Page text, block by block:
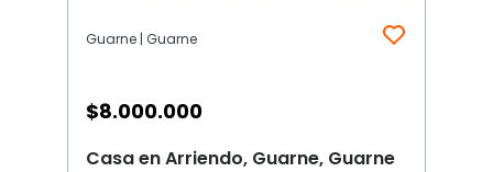
Guarne | Guarne
$8.000.000
Casa en Arriendo, Guarne, Guarne